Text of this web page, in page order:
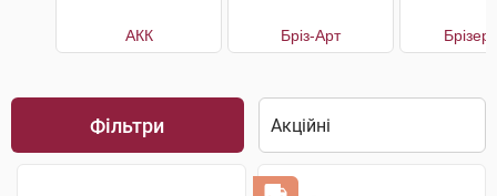
АКК Бріз-Арт Брізер
Фільтри